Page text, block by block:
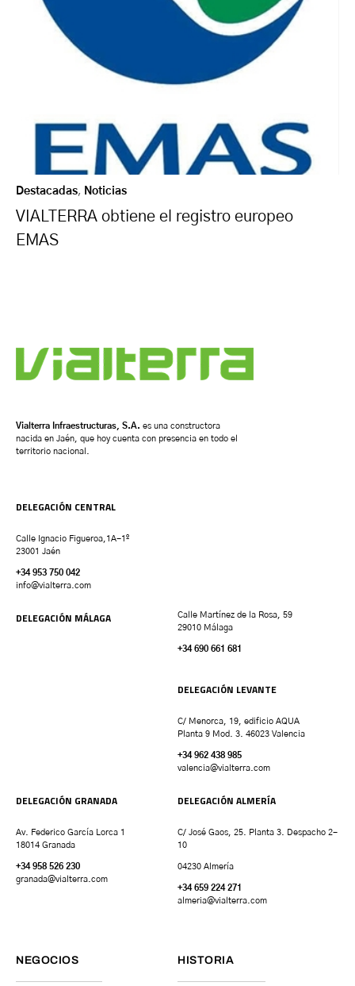
Destacadas, Noticias
VIALTERRA obtiene el registro europeo
EMAS
Vialterra Infraestructuras, S.A. es una constructora
nacida en Jaén, que hoy cuenta con presencia en todo el
territorio nacional.
DELEGACIÓN CENTRAL
Calle Ignacio Figueroa,1A-1º
23001 Jaén
+34 953 750 042
info@vialterra.com
DELEGACIÓN MÁLAGA
Calle Martínez de la Rosa, 59
29010 Málaga
+34 690 661 681
DELEGACIÓN LEVANTE
C/ Menorca, 19, edificio AQUA
Planta 9 Mod. 3. 46023 Valencia
+34 962 438 985
valencia@vialterra.com
DELEGACIÓN GRANADA
Av. Federico García Lorca 1
18014 Granada
+34 958 526 230
granada@vialterra.com
DELEGACIÓN ALMERÍA
C/ José Gaos, 25. Planta 3. Despacho 2-
10
04230 Almería
+34 659 224 271
almeria@vialterra.com
NEGOCIOS HISTORIA